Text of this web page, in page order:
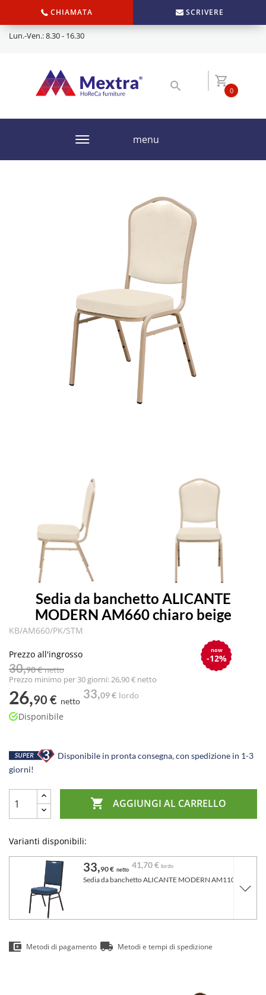
CHIAMATA SCRIVERE
Lun.-Ven.: 8.30 - 16.30
0
menu
Sedia da banchetto ALICANTE
MODERN AM660 chiaro beige
KB/AM660/PK/STM
Prezzo all'ingrosso
30,90 € netto
now
-12%
Prezzo minimo per 30 giorni: 26,90 € netto
26,90 € netto
33,09 € lordo
Disponibile
Disponibile in pronta consegna, con spedizione in 1-3
giorni!
 AGGIUNGI AL CARRELLO
Varianti disponibili:
33,90 € netto 41,70 € lordo
Sedia da banchetto ALICANTE MODERN AM110 Blu
Metodi di pagamento Metodi e tempi di spedizione